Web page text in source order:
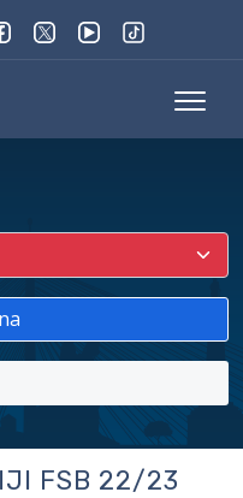
FSB 22/23